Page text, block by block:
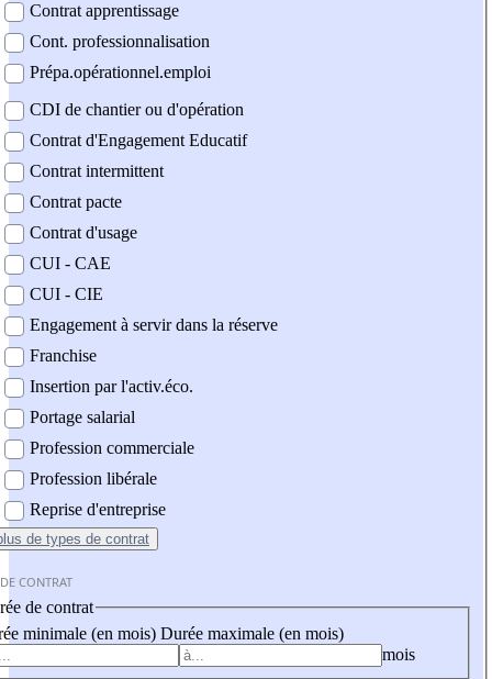
Contrat apprentissage
Cont. professionnalisation
Prépa.opérationnel.emploi
CDI de chantier ou d'opération
Contrat d'Engagement Educatif
Contrat intermittent
Contrat pacte
Contrat d'usage
CUI - CAE
CUI - CIE
Engagement à servir dans la réserve
Franchise
Insertion par l'activ.éco.
Portage salarial
Profession commerciale
Profession libérale
Reprise d'entreprise
de types de contrat
CONTRAT
de contrat
minimale (en mois) Durée maximale (en mois)
mois